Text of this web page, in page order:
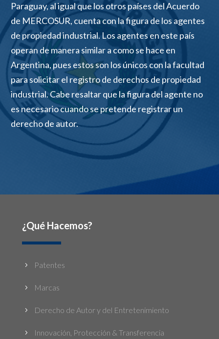
Paraguay, al igual que los otros países del Acuerdo
de MERCOSUR, cuenta con la figura de los agentes
de propiedad industrial. Los agentes en este país
operan de manera similar a como se hace en
Argentina, pues estos son los únicos con la facultad
para solicitar el registro de derechos de propiedad
industrial. Cabe resaltar que la figura del agente no
es necesario cuando se pretende registrar un
derecho de autor.
¿Qué Hacemos?
5 Patentes
5 Marcas
5 Derecho de Autor y del Entretenimiento
5 Innovación, Protección & Transferencia